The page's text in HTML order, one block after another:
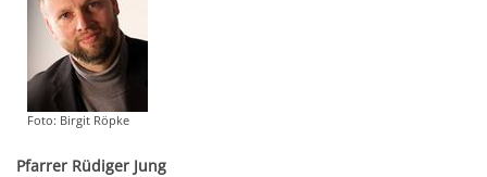
Foto: Birgit Röpke
Pfarrer Rüdiger Jung